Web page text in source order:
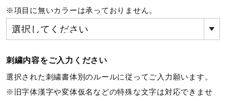
ジュニア／キッズ
メディカル
※項目に無いカラーは承っておりません。
刺繍内容をご入力ください
選択された刺繍書体別のルールに従ってご入力願います。
※旧字体漢字や変体仮名などの特殊な文字は対応できませ